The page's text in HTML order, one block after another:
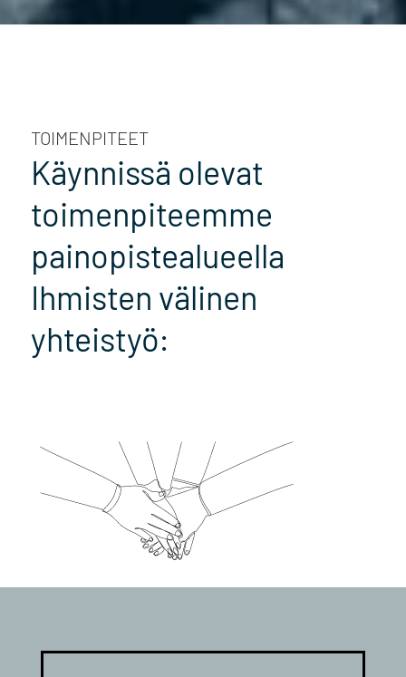
TOIMENPITEET
Käynnissä olevat
toimenpiteemme
painopistealueella
Ihmisten välinen
yhteistyö: